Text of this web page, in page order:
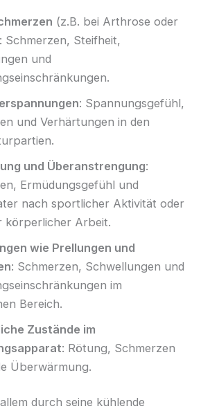
(z.B. bei Arthrose oder
Schmerzen, Steifheit,
und
: Spannungsgefühl,
und Verhärtungen in den
und Überanstrengung:
Ermüdungsgefühl und
nach sportlicher Aktivität oder
körperlicher Arbeit.
wie Prellungen und
: Schmerzen, Schwellungen und
im
Bereich.
Zustände im
: Rötung, Schmerzen
Überwärmung.
durch seine kühlende